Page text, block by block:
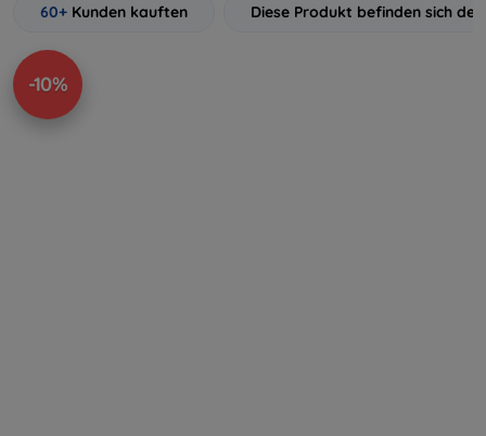
60+ Kunden kauften Diese Produkt befinden sich
-10%